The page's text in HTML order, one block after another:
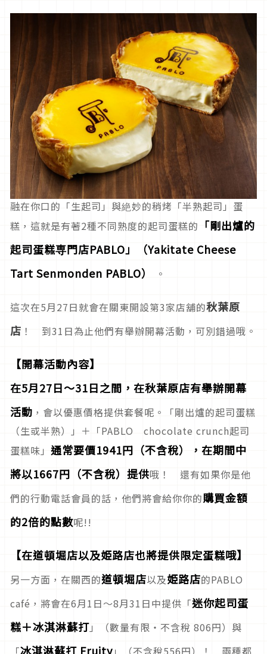
融在你口的「生起司」與絶妙的稍烤「半熟起司」蛋
糕，這就是有著2種不同熟度的起司蛋糕的 「剛出爐的
起司蛋糕専門店PABLO」（Yakitate Cheese
Tart Senmonden PABLO）
。
這次在5月27日就會在關東開設第3家店舖的秋葉原
店 ！ 到31日為止他們有舉辦開幕活動，可別錯過哦。
【開幕活動內容】
在5月27日～31日之間，在秋葉原店有舉辦開幕
活動 ，會以優惠價格提供套餐呢。「剛出爐的起司蛋糕
（生或半熟）」＋「PABLO chocolate crunch起司
蛋糕味」 通常要價1941円（不含稅），在期間中
將以1667円（不含稅）提供哦！ 還有如果你是他
們的行動電話會員的話，他們將會給你你的購買金額
的2倍的點數呢!!
【在道頓堀店以及姫路店也將提供限定蛋糕哦】
另一方面，在關西的道頓堀店以及姫路店的PABLO
café，將會在6月1日～8月31日中提供「迷你起司蛋
糕＋冰淇淋蘇打」（數量有限・不含稅 806円）與
「冰淇淋蘇打 Fruity」（不含稅556円）！ 兩種都